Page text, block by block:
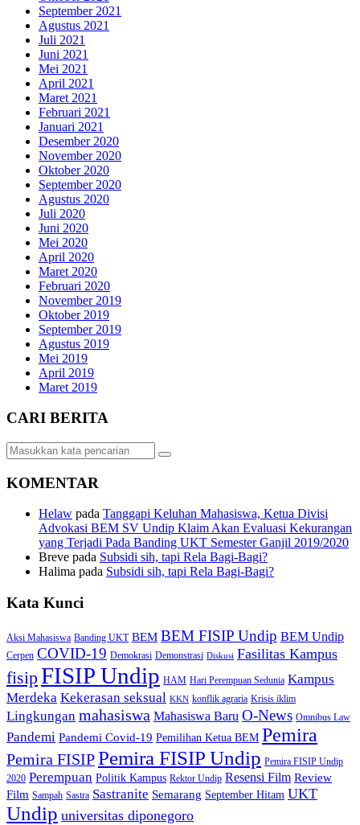
September 2021
Agustus 2021
Juli 2021
Juni 2021
Mei 2021
April 2021
Maret 2021
Februari 2021
Januari 2021
Desember 2020
November 2020
Oktober 2020
September 2020
Agustus 2020
Juli 2020
Juni 2020
Mei 2020
April 2020
Maret 2020
Februari 2020
November 2019
Oktober 2019
September 2019
Agustus 2019
Mei 2019
April 2019
Maret 2019
CARI BERITA
KOMENTAR
Helaw pada Tanggapi Keluhan Mahasiswa, Ketua Divisi
Advokasi BEM SV Undip Klaim Akan Evaluasi Kekurangan
yang Terjadi Pada Banding UKT Semester Ganjil 2019/2020
Breve pada Subsidi sih, tapi Rela Bagi-Bagi?
Halima pada Subsidi sih, tapi Rela Bagi-Bagi?
Kata Kunci
Aksi Mahasiswa Banding UKT BEM BEM FISIP Undip BEM Undip
Cerpen COVID-19 Demokrasi Demonstrasi Diskusi Fasilitas Kampus
fisipFISIP Undip HAM Hari Perempuan Sedunia Kampus
Merdeka Kekerasan seksual KKN konflik agraria Krisis iklim
Lingkungan mahasiswa Mahasiswa Baru O-News Omnibus Law
Pandemi Pandemi Covid-19 Pemilihan Ketua BEM Pemira
Pemira FISIPPemira FISIP Undip Pemira FISIP Undip
2020 Perempuan Politik Kampus Rektor Undip Resensi Film Review
Film Sampah Sastra Sastranite Semarang September Hitam UKT
Undip universitas diponegoro